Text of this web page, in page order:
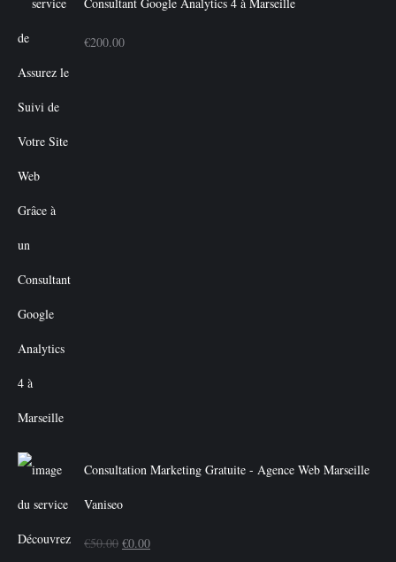
€200.00
Consultation Marketing Gratuite - Agence Web Marseille
Vaniseo
€50.00 Le
€0.00Le